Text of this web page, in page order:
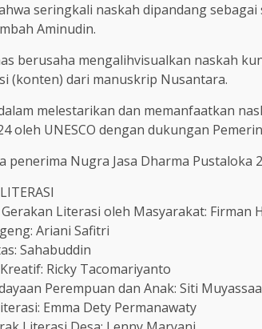
seringkali naskah dipandang
Aminudin.
berusaha mengalihvisualkan naskah
(konten) dari manuskrip Nusantara.
melestarikan dan memanfaatkan
oleh UNESCO dengan dukungan
penerima Nugra Jasa Dharma Pustaloka
Literasi oleh Masyarakat: Firman
Ariani Safitri
Sahabuddin
Ricky Tacomariyanto
Perempuan dan Anak: Siti
Emma Dety Permanawaty